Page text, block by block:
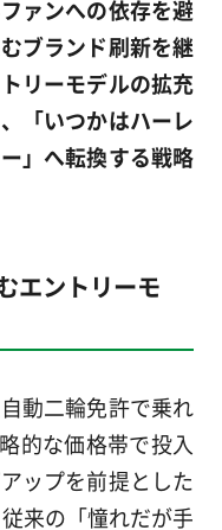
ァンへの依存を避
ブランド刷新を継
リーモデルの拡充
「いつかはハーレ
」へ転換する戦略
エントリーモ
動二輪免許で乗れ
的な価格帯で投入
ップを前提とした
来の「憧れだが手